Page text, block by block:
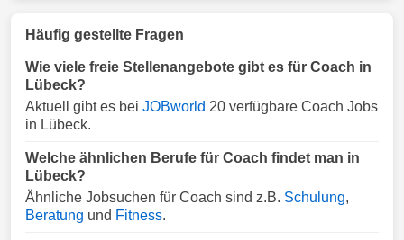
Häufig gestellte Fragen
Wie viele freie Stellenangebote gibt es für Coach in
Lübeck?
Aktuell gibt es bei JOBworld 20 verfügbare Coach Jobs
in Lübeck.
Welche ähnlichen Berufe für Coach findet man in
Lübeck?
Ähnliche Jobsuchen für Coach sind z.B. Schulung,
Beratung und Fitness.